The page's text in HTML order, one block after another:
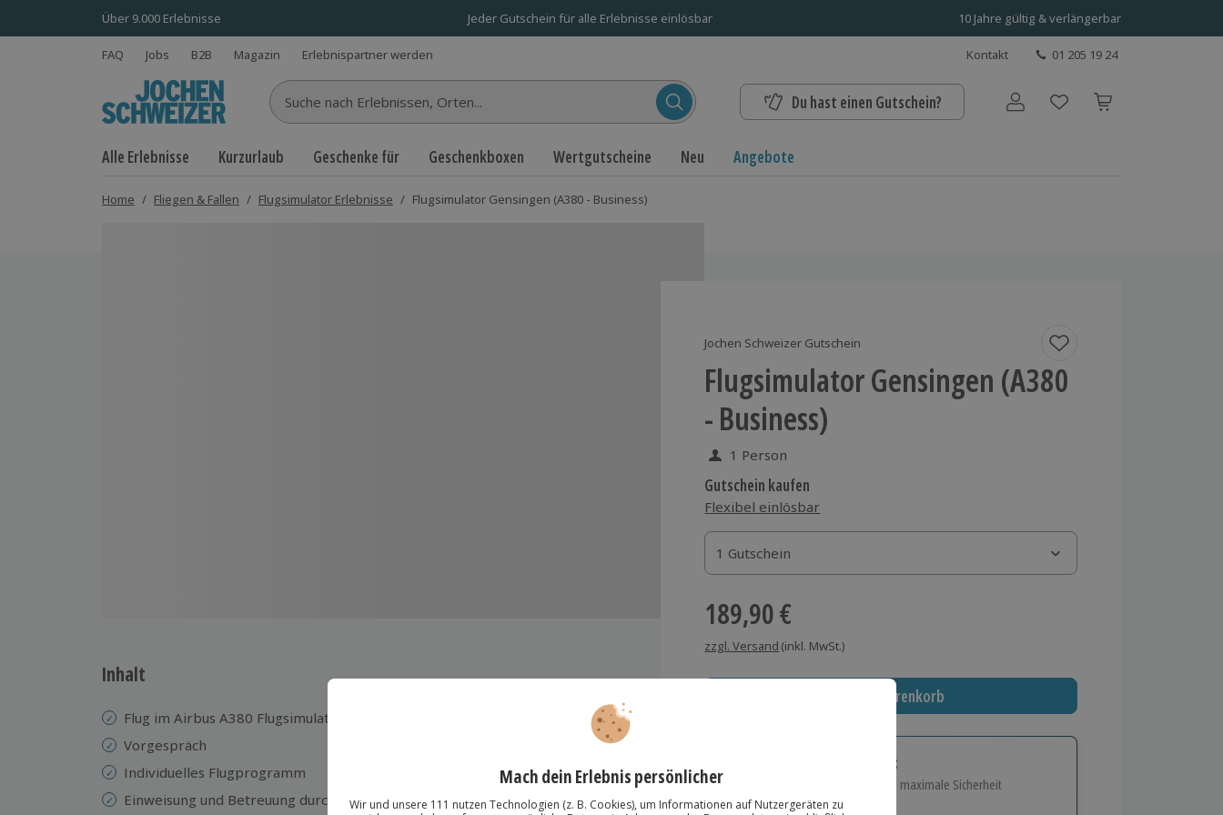
Über 9.000 Erlebnisse Jeder Gutschein für alle Erlebnisse einlösbar 10 Jahre gültig & verlängerbar
FAQ Jobs B2B Magazin Erlebnispartner werden Kontakt 01 205 19 24
Suche nach Erlebnissen... Du hast einen Gutschein? Benutzerkonto
Alle Erlebnisse Kurzurlaub Geschenke für Geschenkboxen Wertgutscheine Neu Angebote
Home / Fliegen & Fallen / Flugsimulator Erlebnisse / Flugsimulator Gensingen (A380 - Business)
Jochen Schweizer Gutschein
Flugsimulator Gensingen (A380
- Business)
1 Person
Gutschein kaufen
Flexibel einlösbar
1 Gutschein
1 Gutschein
1 Gutschein
189,90 €
zzgl. Versand (inkl. MwSt.)
In den Warenkorb
Immer das richtige Geschenk:
Große Auswahl, volle Flexibilität und maximale Sicherheit
Inhalt
Flug im Airbus A380 Flugsimulator
Vorgespräch
Individuelles Flugprogramm
Einweisung und Betreuung durch
Landeanflüge mit unterschiedlichen
Rundumsicht und Soundsystem für
ein realistisches Flugerlebnis